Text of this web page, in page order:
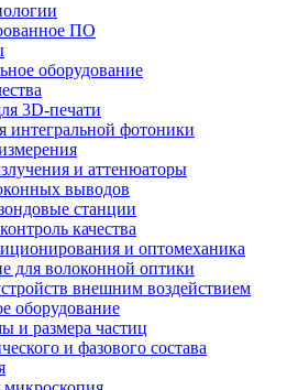
ПО
оборудование
3D-печати
интегральной фотоники
и аттенюаторы
выводов
станции
качества
и оптомеханика
для волоконной оптики
внешним воздействием
оборудование
и размера частиц
и фазового состава